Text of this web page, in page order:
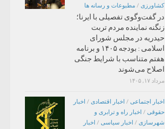
کشاورزی / مطبوعات و رسانه ها
در گفت‌وگوی تفصیلی با ایرنا؛
زنگنه نماینده مردم تربت
حیدریه در مجلس شورای
اسلامی : بودجه ۱۴۰۵ و برنامه
هفتم متناسب با شرایط جنگی
اصلاح می‌شوند
مرداد ۱۷, ۱۴۰۵
اخبار اجتماعی / اخبار اقتصادی / اخبار
حقوقی / اخبار راه و ترابری و
شهرسازی / اخبار سیاسی / اخبار